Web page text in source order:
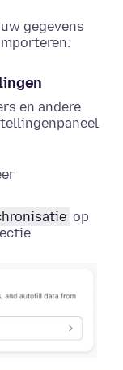
gegevens
en andere
op